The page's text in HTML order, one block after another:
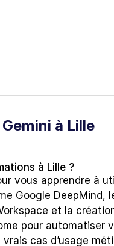
à Lille
à Lille ?
vous apprendre à
Google DeepMind,
et la
pour automatiser
cas d’usage